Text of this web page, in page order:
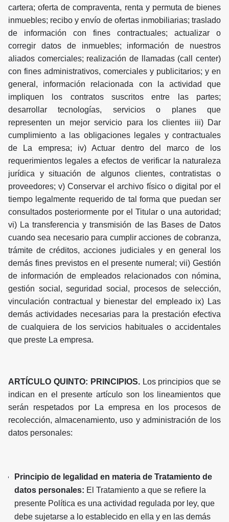
cartera; oferta de compraventa, renta y permuta de bienes
inmuebles; recibo y envío de ofertas inmobiliarias; traslado
de información con fines contractuales; actualizar o
corregir datos de inmuebles; información de nuestros
aliados comerciales; realización de llamadas (call center)
con fines administrativos, comerciales y publicitarios; y en
general, información relacionada con la actividad que
impliquen los contratos suscritos entre las partes;
desarrollar tecnologías, servicios o planes que
representen un mejor servicio para los clientes iii) Dar
cumplimiento a las obligaciones legales y contractuales
de La empresa; iv) Actuar dentro del marco de los
requerimientos legales a efectos de verificar la naturaleza
jurídica y situación de algunos clientes, contratistas o
proveedores; v) Conservar el archivo físico o digital por el
tiempo legalmente requerido de tal forma que puedan ser
consultados posteriormente por el Titular o una autoridad;
vi) La transferencia y transmisión de las Bases de Datos
cuando sea necesario para cumplir acciones de cobranza,
trámite de créditos, acciones judiciales y en general los
demás fines previstos en el presente numeral; vii) Gestión
de información de empleados relacionados con nómina,
gestión social, seguridad social, procesos de selección,
vinculación contractual y bienestar del empleado ix) Las
demás actividades necesarias para la prestación efectiva
de cualquiera de los servicios habituales o accidentales
que preste La empresa.
ARTÍCULO QUINTO: PRINCIPIOS.Los principios que se
indican en el presente artículo son los lineamientos que
serán respetados por La empresa en los procesos de
recolección, almacenamiento, uso y administración de los
datos personales:
Principio de legalidad en materia de Tratamiento de
datos personales: El Tratamiento a que se refiere la
presente Política es una actividad regulada por ley, que
debe sujetarse a lo establecido en ella y en las demás